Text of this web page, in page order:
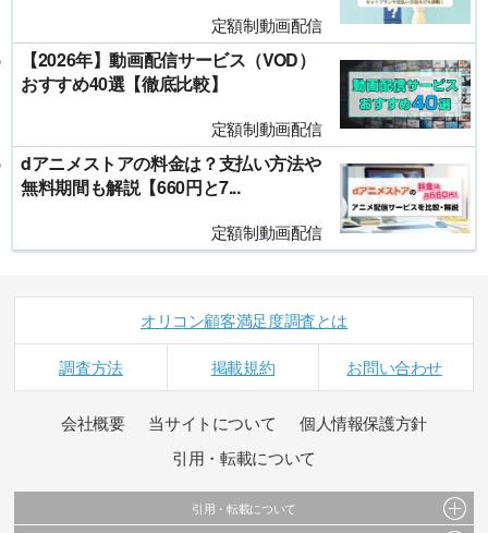
定額制動画配信
【2026年】動画配信サービス（VOD）
おすすめ40選【徹底比較】
定額制動画配信
dアニメストアの料金は？支払い方法や
無料期間も解説【660円と7...
定額制動画配信
オリコン顧客満足度調査とは
調査方法 掲載規約 お問い合わせ
会社概要 当サイトについて
個人情報保護方針
引用・転載について
引用・転載について